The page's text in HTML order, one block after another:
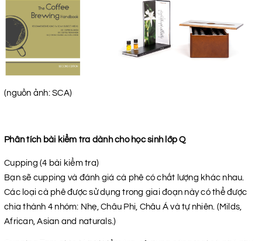
(nguồn ảnh: SCA)
Phân tích bài kiểm tra dành cho học sinh lớp Q
Cupping (4 bài kiểm tra)
Bạn sẽ cupping và đánh giá cà phê có chất lượng khác nhau.
Các loại cà phê được sử dụng trong giai đoạn này có thể được
chia thành 4 nhóm: Nhẹ, Châu Phi, Châu Á và tự nhiên. (Milds,
African, Asian and naturals.)